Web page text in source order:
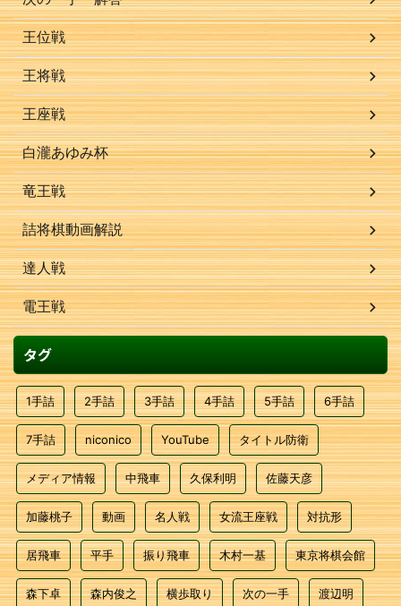
王位戦
王将戦
王座戦
白瀧あゆみ杯
竜王戦
詰将棋動画解説
達人戦
電王戦
タグ
1手詰 2手詰 3手詰 4手詰 5手詰 6手詰
7手詰 niconico YouTube タイトル防衛
メディア情報 中飛車 久保利明 佐藤天彦
加藤桃子 動画 名人戦 女流王座戦 対抗形
居飛車 平手 振り飛車 木村一基 東京将棋会館
森下卓 森内俊之 横歩取り 次の一手 渡辺明